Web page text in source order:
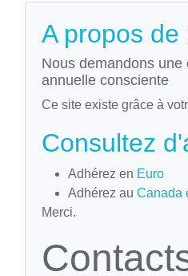
A propos de
Nous demandons une
annuelle consciente
Ce site existe grâce à
Consultez
Adhérez en Euro
Adhérez au Canada
Merci.